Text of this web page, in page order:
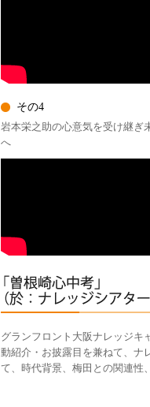
その4
岩本栄之助の心意気を受け継ぎ
へ
グランフロント大阪ナレッジキ
動紹介・お披露目を兼ねて、ナ
て、時代背景、梅田との関連性